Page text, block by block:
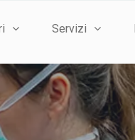
Servizi